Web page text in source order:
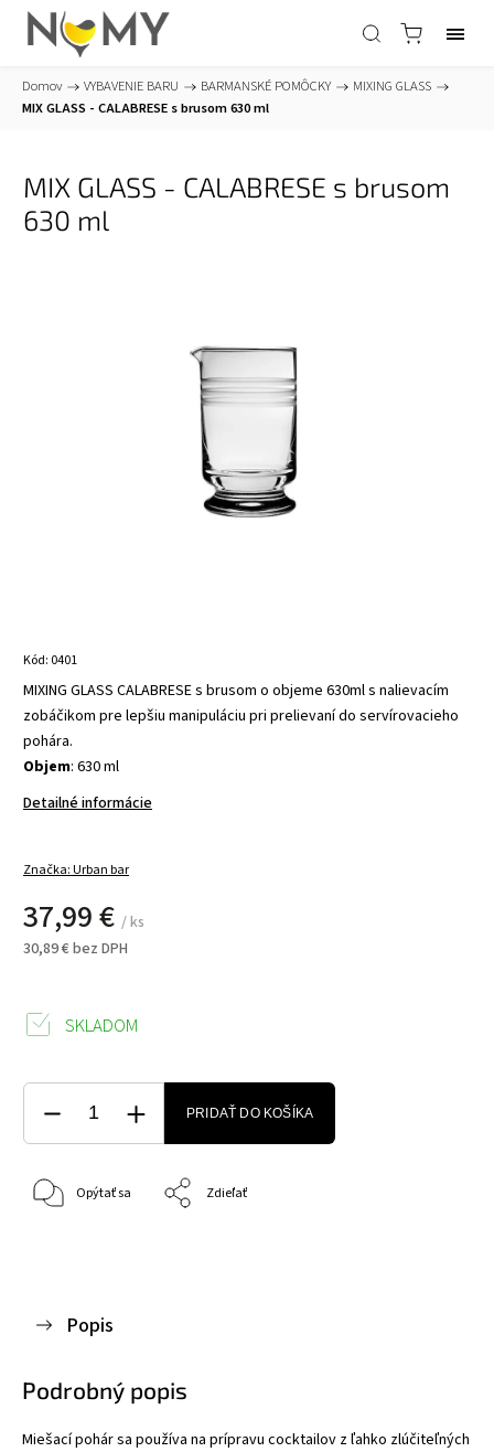
Domov / VYBAVENIE BARU / BARMANSKÉ POMÔCKY / MIXING GLASS /
MIX GLASS - CALABRESE s brusom 630 ml
MIX GLASS - CALABRESE s brusom
630 ml
Kód: 0401
MIXING GLASS CALABRESE s brusom o objeme 630ml s nalievacím
zobáčikom pre lepšiu manipuláciu pri prelievaní do servírovacieho
pohára.
Objem: 630 ml
Detailné informácie
Značka:Urban bar
37,99 € / ks
30,89 € bez DPH
SKLADOM
PRIDAŤ DO KOŠÍKA
Opýtať sa Zdieľať
Popis
Podrobný popis
Miešací pohár sa používa na prípravu cocktailov z ľahko zlúčiteľných